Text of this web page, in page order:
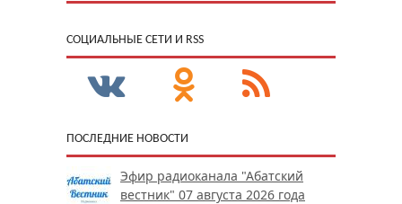
CОЦИАЛЬНЫЕ СЕТИ И RSS
ПОСЛЕДНИЕ НОВОСТИ
Эфир радиоканала "Абатский
вестник" 07 августа 2026 года